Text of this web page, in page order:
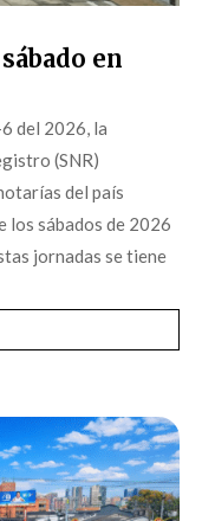
en
del 2026, la
(SNR)
del país
los sábados de 2026
jornadas se tiene